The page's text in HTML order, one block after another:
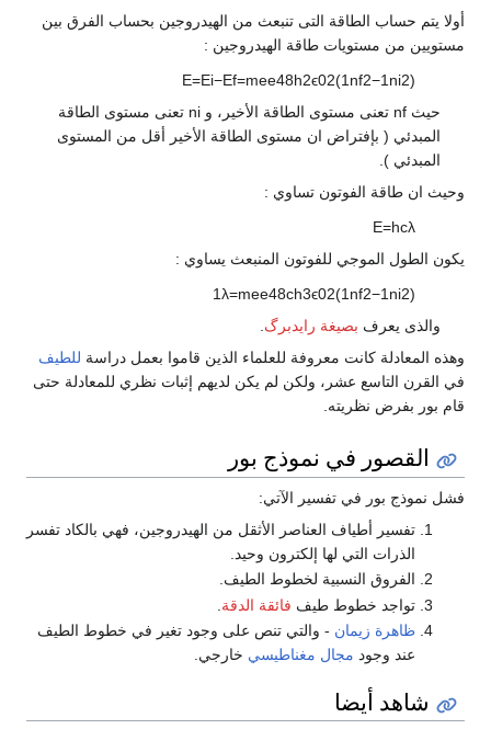
أولا يتم حساب الطاقة التى تنبعث من الهيدروجين بحساب الفرق بين
مستويين من مستويات طاقة الهيدروجين :
E=Ei−Ef=mee48h2ϵ02(1 nf2−1 ni2)
حيث nf تعنى مستوى الطاقة الأخير، و ni
تعنى مستوى الطاقة
المبدئي ( بإفتراض ان مستوى الطاقة الأخير أقل من المستوى
المبدئي ).
وحيث ان طاقة الفوتون تساوي :
E=hcλ
يكون الطول الموجي للفوتون المنبعث يساوي :
1λ=mee48ch3ϵ02(1 nf2−1 ni2)
والذى يعرف بصيغة رايدبرگ
وهذه المعادلة كانت معروفة للعلماء الذين قاموا بعمل دراسة للطيف
في القرن التاسع عشر، ولكن لم يكن لديهم إثبات نظري للمعادلة حتى
قام بور بفرض نظريته.
القصور في نموذج بور
فشل نموذج بور في تفسير الآتي:
تفسير أطياف العناصر الأثقل من الهيدروجين، فهي بالكاد تفسر
الذرات التي لها إلكترون وحيد.
الفروق النسبية لخطوط الطيف.
تواجد خطوط طيف فائقة الدقة
ظاهرة زيمان - والتي تنص على وجود تغير في خطوط الطيف
عند وجود مجال مغناطيسي خارجي.
شاهد أيضا